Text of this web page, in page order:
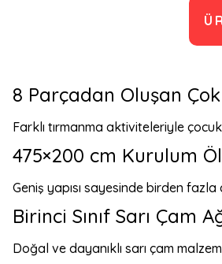
8 Parçadan Oluşan
Farklı tırmanma aktiviteleriyle
475×200 cm Kurulum
Geniş yapısı sayesinde birden
Birinci Sınıf Sarı Çam
Doğal ve dayanıklı sarı çam